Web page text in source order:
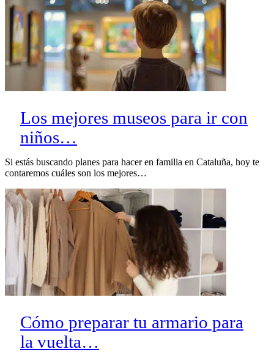
Los mejores museos para ir con
niños…
Si estás buscando planes para hacer en familia en Cataluña, hoy te
contaremos cuáles son los mejores…
Cómo preparar tu armario para
la vuelta…